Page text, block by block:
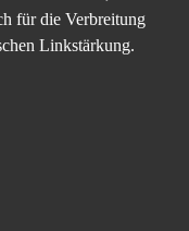
für die Verbreitung
Linkstärkung.